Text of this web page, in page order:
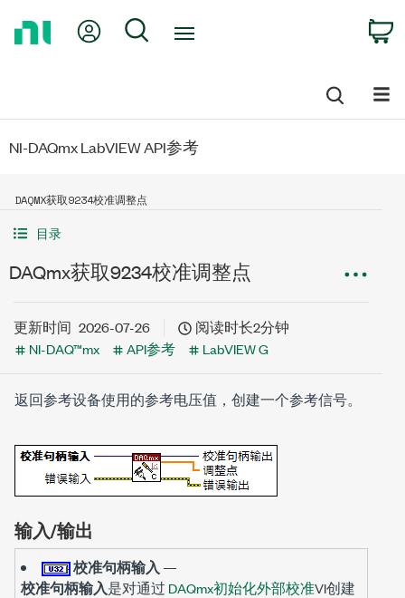
My Account
Search
NI-DAQmx LabVIEW API参考
DAQMX获取9234校准调整点
目录
DAQmx获取9234校准调整点
更新时间 2026-07-26
阅读时长2分钟
NI-DAQ™mx
API参考 LabVIEW G
返回参考设备使用的参考电压值，创建一个参考信号。
输入/输出
校准句柄输入 —
校准句柄输入是对通过 DAQmx初始化外部校准VI创建